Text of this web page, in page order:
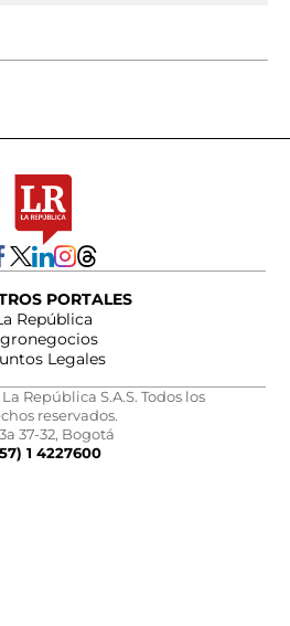
PORTALES
República
Legales
República S.A.S. Todos los
reservados.
37-32, Bogotá
1 4227600